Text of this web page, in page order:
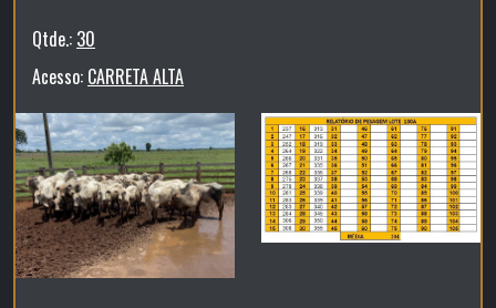
Qtde.: 30
Acesso: CARRETA ALTA